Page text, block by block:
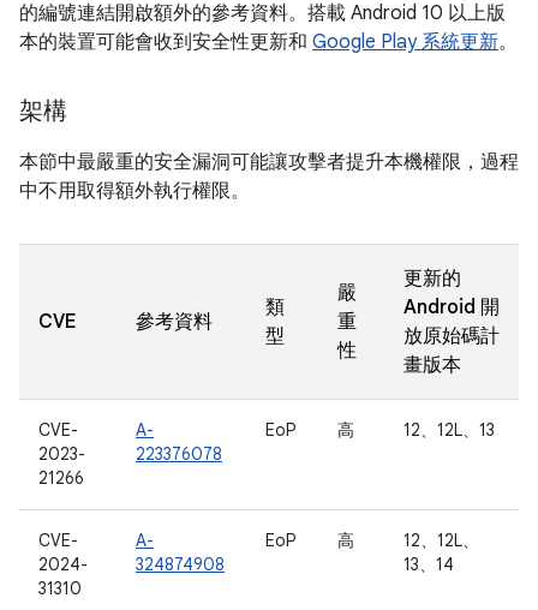
的編號連結開啟額外的參考資料。搭載 Android 10 以上版
本的裝置可能會收到安全性更新和 Google Play 系統更新。
架構
本節中最嚴重的安全漏洞可能讓攻擊者提升本機權限，過程
中不用取得額外執行權限。
CVE 參考資料
類
型
嚴
重
性
更新的
Android 開
放原始碼計
畫版本
CVE-
2023-
21266
A-
223376078
EoP 高 12、12L、13
CVE-
2024-
31310
A-
324874908
EoP 高
12、12L、
13、14